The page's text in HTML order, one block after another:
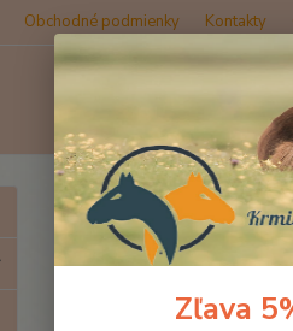
Obchodné podmienky Kontakty
Úvod Produkty DROMY
Dromy
Zľava